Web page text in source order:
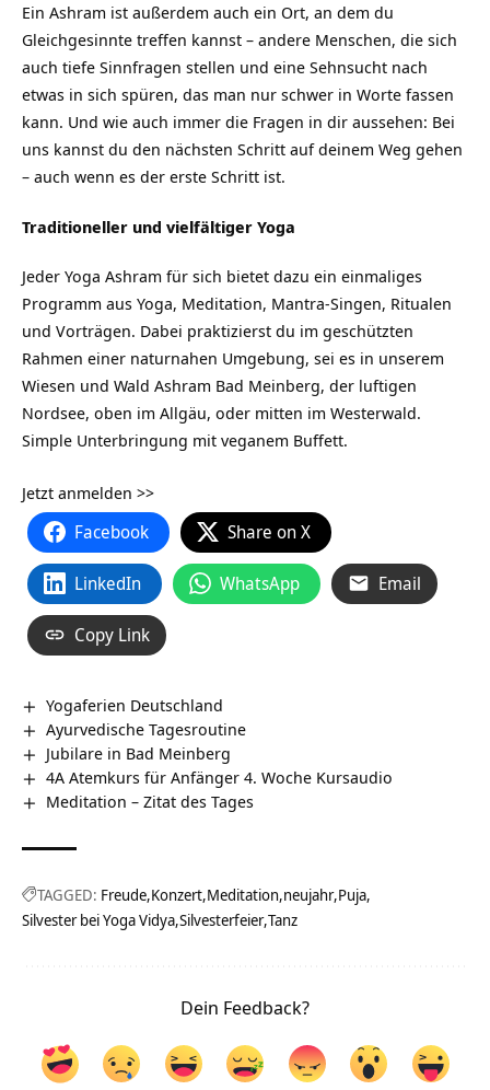
Ein Ashram ist außerdem auch ein Ort, an dem du
Gleichgesinnte treffen kannst – andere Menschen, die sich
auch tiefe Sinnfragen stellen und eine Sehnsucht nach
etwas in sich spüren, das man nur schwer in Worte fassen
kann. Und wie auch immer die Fragen in dir aussehen: Bei
uns kannst du den nächsten Schritt auf deinem Weg gehen
– auch wenn es der erste Schritt ist.
Traditioneller und vielfältiger Yoga
Jeder Yoga Ashram für sich bietet dazu ein einmaliges
Programm aus Yoga, Meditation, Mantra-Singen, Ritualen
und Vorträgen. Dabei praktizierst du im geschützten
Rahmen einer naturnahen Umgebung, sei es in unserem
Wiesen und Wald Ashram Bad Meinberg, der luftigen
Nordsee, oben im Allgäu, oder mitten im Westerwald.
Simple Unterbringung mit veganem Buffett.
Jetzt anmelden >>
Facebook Share on X
LinkedIn WhatsApp Email
Copy Link
Yogaferien Deutschland
Ayurvedische Tagesroutine
Jubilare in Bad Meinberg
4A Atemkurs für Anfänger 4. Woche Kursaudio
Meditation – Zitat des Tages
TAGGED: Freude Konzert Meditation neujahr Puja
Silvester bei Yoga Vidya Silvesterfeier Tanz
Dein Feedback?